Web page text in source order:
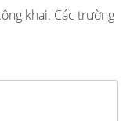
khai. Các trường